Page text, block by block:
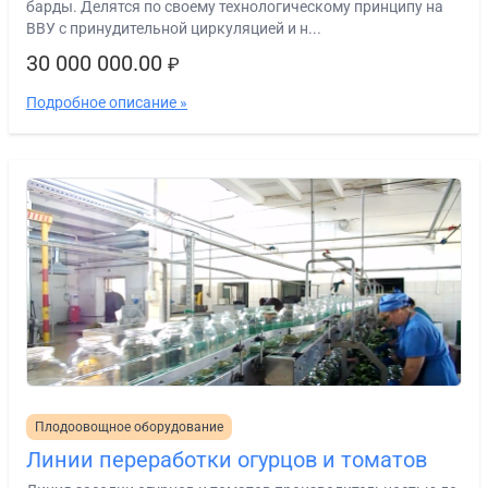
барды. Делятся по своему технологическому принципу на
ВВУ с принудительной циркуляцией и н...
30 000 000.00 ₽
Подробное описание »
Плодоовощное оборудование
Линии переработки огурцов и томатов